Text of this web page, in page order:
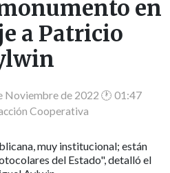
en
a Patricio
de 2022 🕐 01:47
Cooperativa
muy institucional; están
del Estado", detalló el